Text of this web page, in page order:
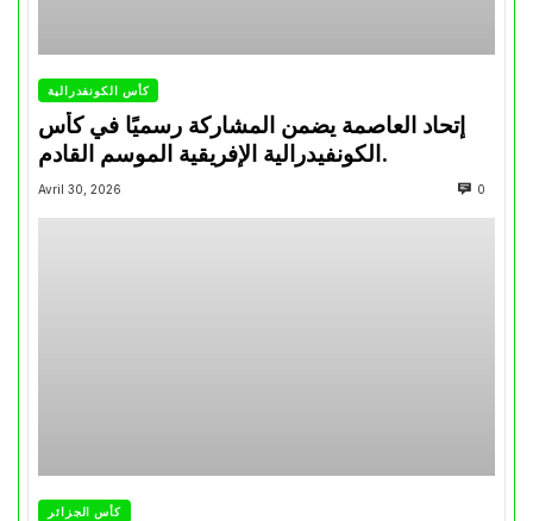
كأس الكونفدرالية
إتحاد العاصمة يضمن المشاركة رسميًا في كأس
الكونفيدرالية الإفريقية الموسم القادم.
Avril 30, 2026 0
كأس الجزائر